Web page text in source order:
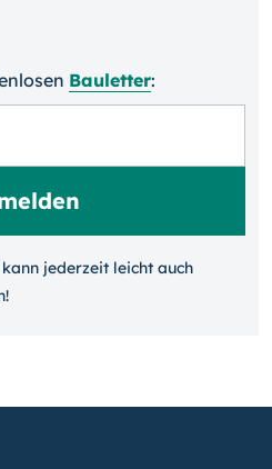
Bauletter:
jeder­zeit leicht auch